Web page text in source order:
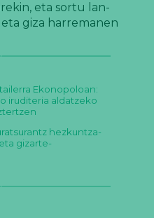
eta sortu lan-
giza harremanen
Ekonopoloan:
iruditeria aldatzeko
hezkuntza-
gizarte-